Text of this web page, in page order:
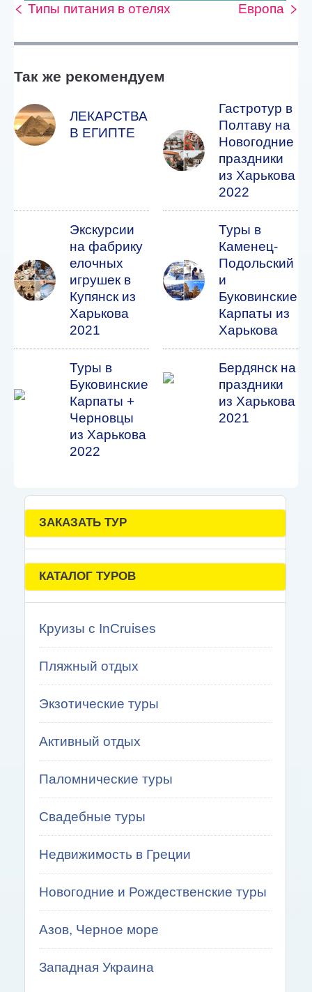
Типы питания в отелях Европа
Так же рекомендуем
ЛЕКАРСТВА
В ЕГИПТЕ
Гастротур в
Полтаву на
Новогодние
праздники
из Харькова
2022
Экскурсии
на фабрику
елочных
игрушек в
Купянск из
Харькова
2021
Туры в
Каменец-
Подольский
и
Буковинские
Карпаты из
Харькова
Туры в
Буковинские
Карпаты +
Черновцы
из Харькова
2022
Бердянск на
праздники
из Харькова
2021
ЗАКАЗАТЬ ТУР
КАТАЛОГ ТУРОВ
Круизы с InCruises
Пляжный отдых
Экзотические туры
Активный отдых
Паломнические туры
Свадебные туры
Недвижимость в Греции
Новогодние и Рождественские туры
Азов, Черное море
Западная Украина